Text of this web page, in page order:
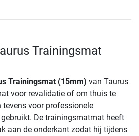
Trainingsmat
Trainingsmat (15mm) van Taurus
voor revalidatie of om thuis te
tevens voor professionele
De trainingsmatmat heeft
aan de onderkant zodat hij tijdens